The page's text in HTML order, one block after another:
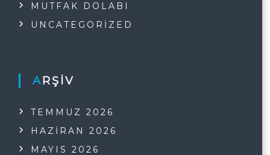
MUTFAK DOLABI
UNCATEGORIZED
ARŞIV
TEMMUZ 2026
HAZIRAN 2026
MAYIS 2026